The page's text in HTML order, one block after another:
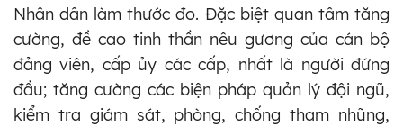
Nhân dân làm thước đo. Đặc biệt quan tâm tăng
cường, đề cao tinh thần nêu gương của cán bộ
đảng viên, cấp ủy các cấp, nhất là người đứng
đầu; tăng cường các biện pháp quản lý đội ngũ,
kiểm tra giám sát, phòng, chống tham nhũng,